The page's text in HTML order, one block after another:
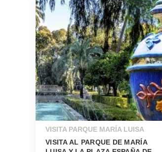
VISITA PARQUE MARÍA LUISA
VISITA AL PARQUE DE MARÍA